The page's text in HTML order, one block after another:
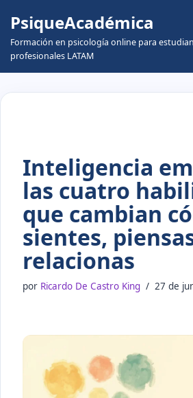
Skip
to
content
PsiqueAcadémica
Formación en psicología online para
profesionales LATAM
Inteligencia
las cuatro
que cambian
sientes,
relacionas
por Ricardo De Castro King 27 de